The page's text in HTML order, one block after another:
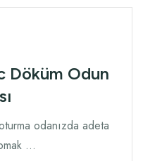
Döküm Odun
odanızda adeta
…